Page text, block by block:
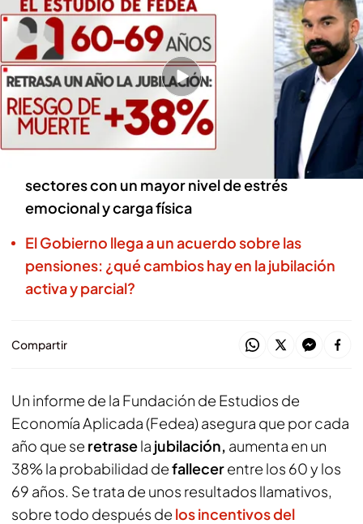
Redacción digital Noticias Cuatro
28 AGO 2024 - 20:52h.
El riesgo de mortalidad temprana es menor
entre aquellos trabajadores que tienen acceso
a una jubilación parcial
El riesgo se concentra especialmente en los
sectores con un mayor nivel de estrés
emocional y carga física
El Gobierno llega a un acuerdo sobre las
pensiones: ¿qué cambios hay en la jubilación
activa y parcial?
Compartir
Un informe de la Fundación de Estudios de
Economía Aplicada (Fedea) asegura que por cada
año que se retrasela jubilación, aumenta en un
38% la probabilidad defallecerentre los 60 y los
69 años. Se trata de unos resultados llamativos,
sobre todo después de los incentivos del